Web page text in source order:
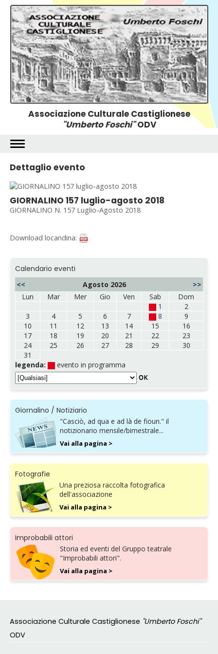
Associazione Culturale Castiglionese
"Umberto Foschi"ODV
Calendario eventi
<< Agosto 2026
>>
Lun
Mar Mer Gio Ven Sab
Dom
1
2
3
4 5 6 7 8
9
10
11 12 13 14 15
16
17
18 19 20 21 22
23
24
25 26 27 28 29
30
31
legenda:
evento in programma
Giornalino / Notiziario
"Casciò, ad qua e ad là de fioun." il
notizionario mensile/bimestrale...
Vai alla pagina >
Fotografie
Una preziosa raccolta fotografica
dell'associazione
Vai alla pagina >
Improbabili attori
Storia ed eventi del Gruppo teatrale
"Improbabili attori".
Vai alla pagina >
Dettaglio evento
GIORNALINO 157 luglio-agosto 2018
GIORNALINO N. 157 Luglio-Agosto 2018
Download locandina:
Associazione Culturale Castiglionese "Umberto Foschi"
ODV